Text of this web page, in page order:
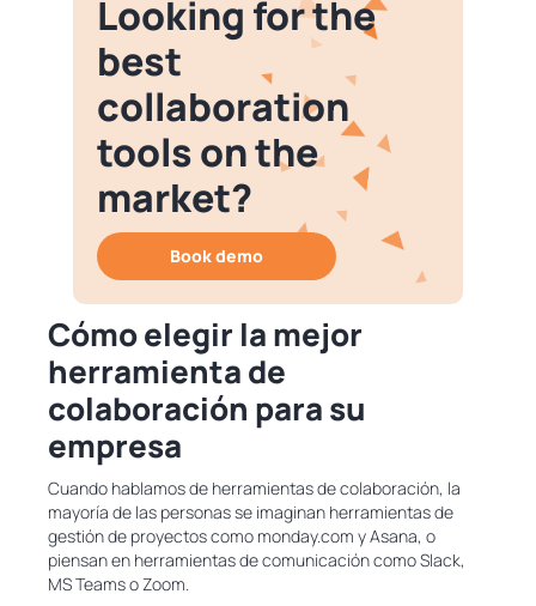
Looking for the
best
collaboration
tools on the
market?
Book demo
Cómo elegir la mejor
herramienta de
colaboración para su
empresa
Cuando hablamos de herramientas de colaboración, la
mayoría de las personas se imaginan herramientas de
gestión de proyectos como monday.com y Asana, o
piensan en herramientas de comunicación como Slack,
MS Teams o Zoom.